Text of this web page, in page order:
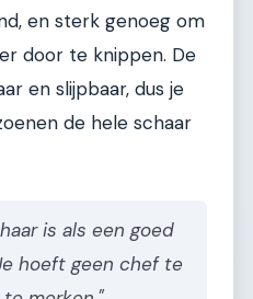
en sterk genoeg om
door te knippen. De
en slijpbaar, dus je
de hele schaar
is als een goed
hoeft geen chef te